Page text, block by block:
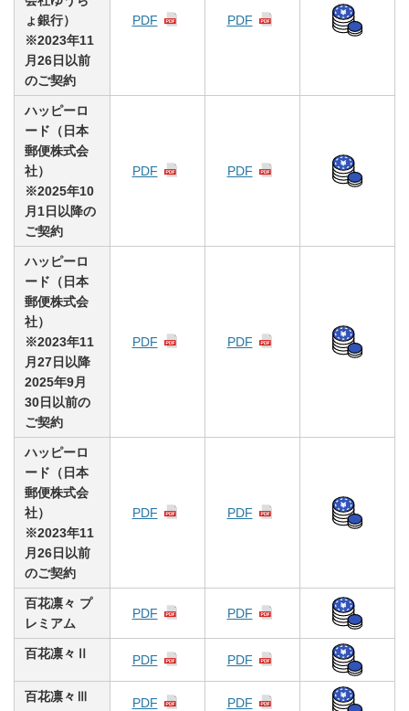
ょ銀行）
※2023年11
月26日以前
のご契約
PDF PDF
ハッピーロ
ード（日本
郵便株式会
社）
※2025年10
月1日以降の
ご契約
PDF PDF
ハッピーロ
ード（日本
郵便株式会
社）
※2023年11
月27日以降
2025年9月
30日以前の
ご契約
PDF PDF
ハッピーロ
ード（日本
郵便株式会
社）
※2023年11
月26日以前
のご契約
PDF PDF
百花凛々 プ
レミアム
PDF PDF
百花凛々Ⅱ PDF PDF
百花凛々Ⅲ PDF PDF